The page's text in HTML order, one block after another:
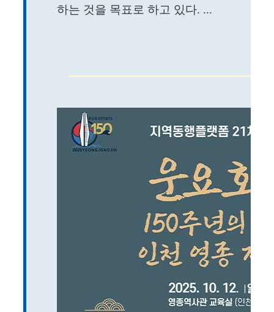
하는 것을 목표로 하고 있다. ...